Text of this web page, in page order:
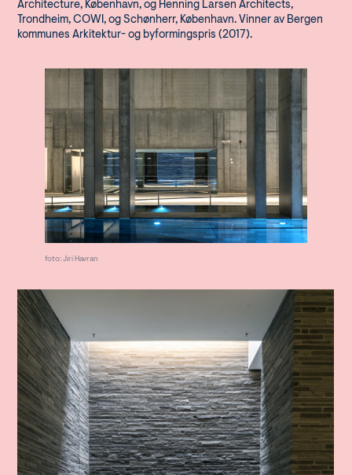
Architecture, København, og Henning Larsen Architects,
Trondheim, COWI, og Schønherr, København. Vinner av Bergen
kommunes Arkitektur- og byformingspris (2017).
foto: Jiri Havran